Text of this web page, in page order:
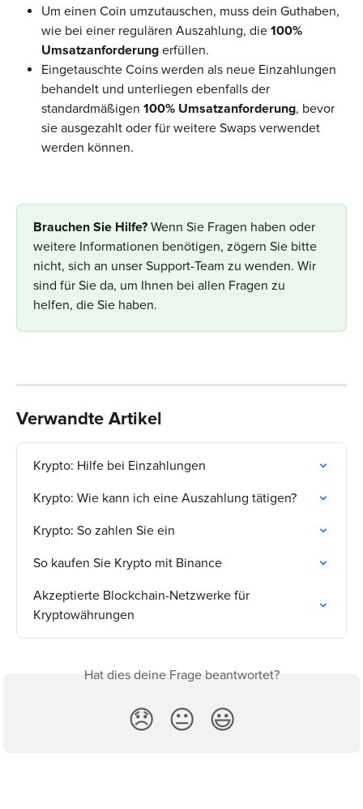
Um einen Coin umzutauschen, muss dein Guthaben,
wie bei einer regulären Auszahlung, die 100%
Umsatzanforderung erfüllen.
Eingetauschte Coins werden als neue Einzahlungen
behandelt und unterliegen ebenfalls der
standardmäßigen 100% Umsatzanforderung, bevor
sie ausgezahlt oder für weitere Swaps verwendet
werden können.
Brauchen Sie Hilfe? Wenn Sie Fragen haben oder
weitere Informationen benötigen, zögern Sie bitte
nicht, sich an unser Support-Team zu wenden. Wir
sind für Sie da, um Ihnen bei allen Fragen zu
helfen, die Sie haben.
Verwandte Artikel
Krypto: Hilfe bei Einzahlungen
Krypto: Wie kann ich eine Auszahlung tätigen?
Krypto: So zahlen Sie ein
So kaufen Sie Krypto mit Binance
Akzeptierte Blockchain-Netzwerke für
Kryptowährungen
Hat dies deine Frage beantwortet?
😞 😐 😃